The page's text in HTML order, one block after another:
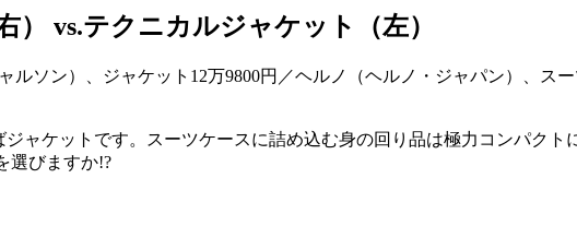
vs.テクニカルジャケット（左）
ャケットです。スーツケースに詰め込む身の回り品は極力コンパクト
選びますか!?